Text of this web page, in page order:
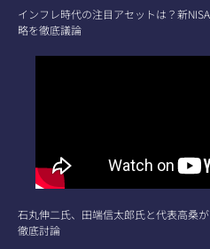
インフレ時代の注目アセットは？新
略を徹底議論
石丸伸二氏、田端信太郎氏と代表高桑
徹底討論